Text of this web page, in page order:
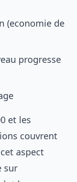
(economie de
progresse
et les
couvrent
aspect
sur